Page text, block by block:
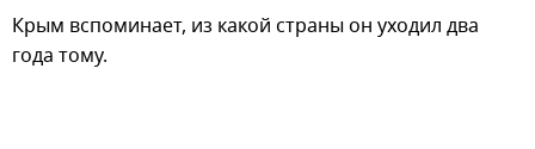
Крым вспоминает, из какой страны он уходил два
года тому.